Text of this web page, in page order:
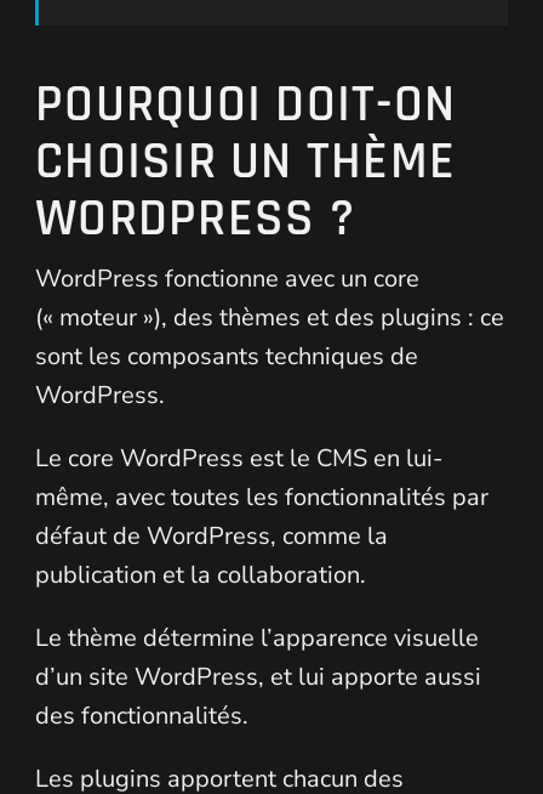
POURQUOI DOIT-ON
CHOISIR UN THÈME
WORDPRESS ?
WordPress fonctionne avec un core
(« moteur »), des thèmes et des plugins : ce
sont les composants techniques de
WordPress.
Le core WordPress est le CMS en lui-
même, avec toutes les fonctionnalités par
défaut de WordPress, comme la
publication et la collaboration.
Le thème détermine l’apparence visuelle
d’un site WordPress, et lui apporte aussi
des fonctionnalités.
Les plugins apportent chacun des